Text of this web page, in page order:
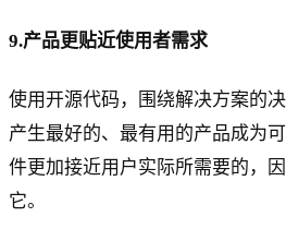
9.产品更贴近使用者需求
使用开源代码，围绕解决方案的
产生最好的、最有用的产品成为
件更加接近用户实际所需要的，
它。